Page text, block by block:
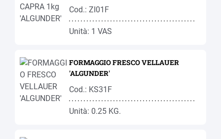
Cod.: ZI01F
Unità: 1 VAS
FORMAGGIO FRESCO VELLAUER
'ALGUNDER'
Cod.: KS31F
Unità: 0.25 KG.